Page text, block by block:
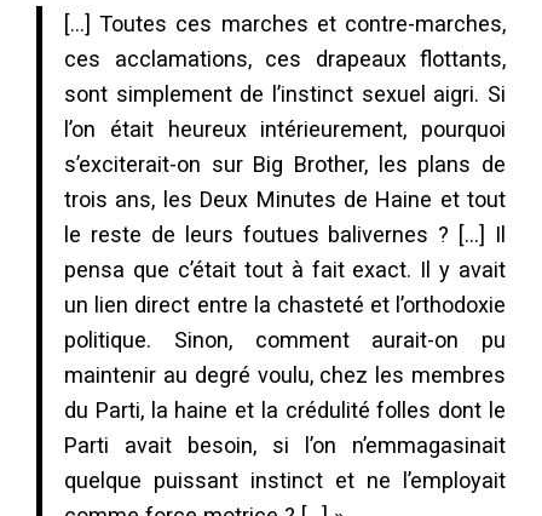
[…] Toutes ces marches et contre-marches,
ces acclamations, ces drapeaux flottants,
sont simplement de l’instinct sexuel aigri. Si
l’on était heureux intérieurement, pourquoi
s’exciterait-on sur Big Brother, les plans de
trois ans, les Deux Minutes de Haine et tout
le reste de leurs foutues balivernes ? […] Il
pensa que c’était tout à fait exact. Il y avait
un lien direct entre la chasteté et l’orthodoxie
politique. Sinon, comment aurait-on pu
maintenir au degré voulu, chez les membres
du Parti, la haine et la crédulité folles dont le
Parti avait besoin, si l’on n’emmagasinait
quelque puissant instinct et ne l’employait